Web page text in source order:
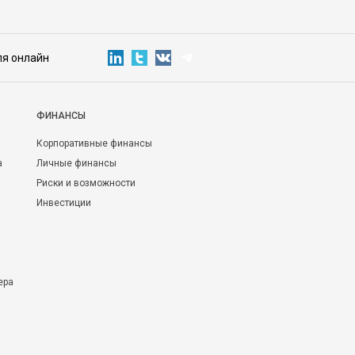
онлайн
ФИНАНСЫ
Корпоративные финансы
Личные финансы
Риски и возможности
Инвестиции